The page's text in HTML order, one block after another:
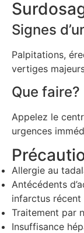
Signes
Palpitations,
vertiges
Que faire?
Appelez le
urgences
Allergie au
Antécédents
infarctus récent
Traitement par
Insuffisance